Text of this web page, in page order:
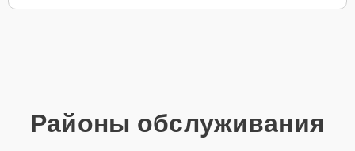
Районы обслуживания